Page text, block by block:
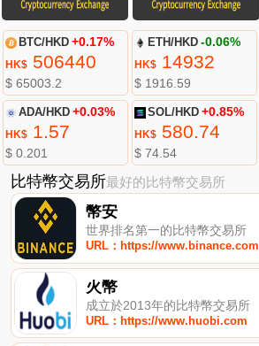
BTC/HKD +0.17%
HK$506440
$ 65003.2
ETH/HKD -0.06%
HK$ 14932
$ 1916.59
ADA/HKD +0.03%
HK$1.57
$ 0.201
SOL/HKD +0.85%
HK$ 580.74
$ 74.54
比特幣交易所最好的比特幣交易所
幣安
世界排名第一的比特幣交易所
URL：https://www.binance.com
火幣
成立於2013年的比特幣交易所
URL：https://www.huobi.com